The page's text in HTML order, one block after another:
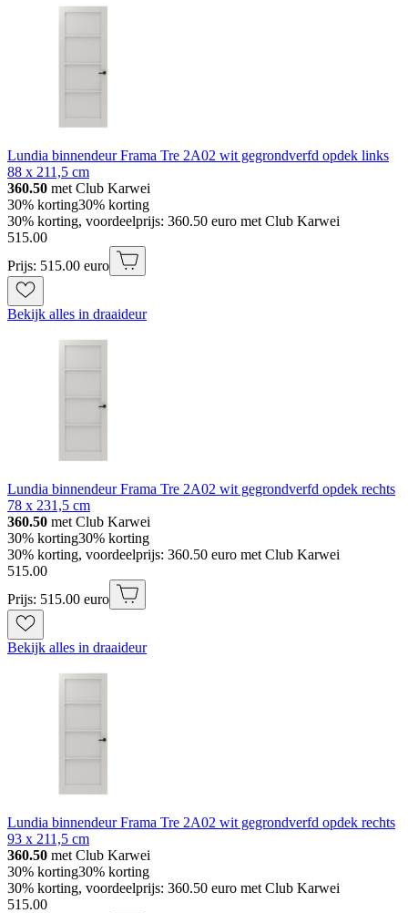
Lundia binnendeur Frama Tre 2A02 wit gegrondverfd opdek links
88 x 211,5 cm
360.50 met Club Karwei
30% korting30% korting
30% korting, voordeelprijs: 360.50 euro met Club Karwei
515.00
Prijs: 515.00 euro
Bekijk alles in draaideur
Lundia binnendeur Frama Tre 2A02 wit gegrondverfd opdek rechts
78 x 231,5 cm
360.50 met Club Karwei
30% korting30% korting
30% korting, voordeelprijs: 360.50 euro met Club Karwei
515.00
Prijs: 515.00 euro
Bekijk alles in draaideur
Lundia binnendeur Frama Tre 2A02 wit gegrondverfd opdek rechts
93 x 211,5 cm
360.50 met Club Karwei
30% korting30% korting
30% korting, voordeelprijs: 360.50 euro met Club Karwei
515.00